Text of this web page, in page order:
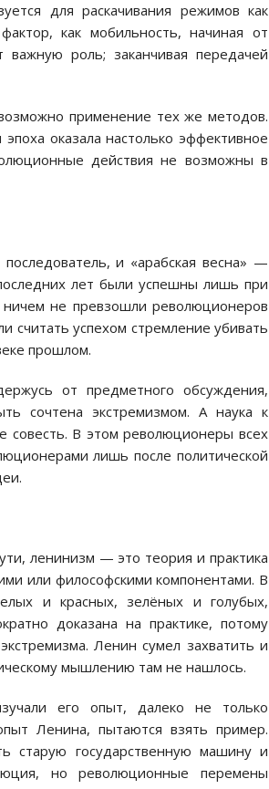
для раскачивания режимов как
как мобильность, начиная от
роль; заканчивая передачей
применение тех же методов.
оказала настолько эффективное
действия не возможны в
и «арабская весна» —
лет были успешны лишь при
не превзошли революционеров
считать успехом стремление убивать
прошлом.
от предметного обсуждения,
сочтена экстремизмом. А наука к
совесть. В этом революционеры всех
лишь после политической
ленинизм — это теория и практика
или философскими компонентами. В
и красных, зелёных и голубых,
доказана на практике, потому
Ленин сумел захватить и
мышлению там не нашлось.
его опыт, далеко не только
Ленина, пытаются взять пример.
старую государственную машину и
но революционные перемены